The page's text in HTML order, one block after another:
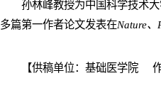
孙林峰教授为中国科学技术
多篇第一作者论文发表在Nature、
【供稿单位：基础医学院